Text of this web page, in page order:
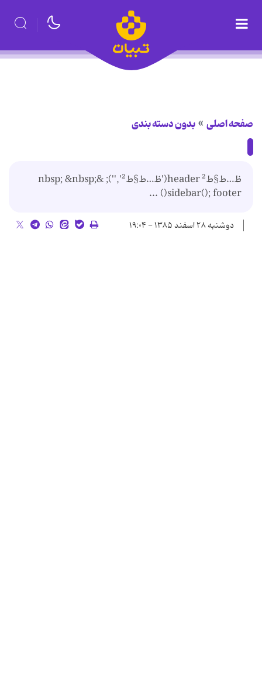
صفحه اصلی بدون دسته بندی
ظ…ط§ط² header('ظ…ط§ط²',''); &nbsp; &nbsp;
sidebar(); footer() ...
دوشنبه ۲۸ اسفند ۱۳۸۵ - ۱۹:۰۴